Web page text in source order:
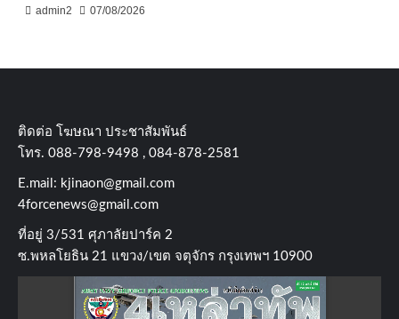
admin2 07/08/2026
ติดต่อ​ โฆษณา​ ประชาสัมพันธ์
โทร​. 088-798-9498 , 084-878-2581
E.mail: kjinaon@gmail.com
4forcenews@gmail.com
ที่อยู่​ 3/531​ ศุภาลัยปาร์ค​ 2
ซ.พหลโยธิน​ 21​ แขวง/เขต​ จตุจักร​ กรุงเทพฯ 10900